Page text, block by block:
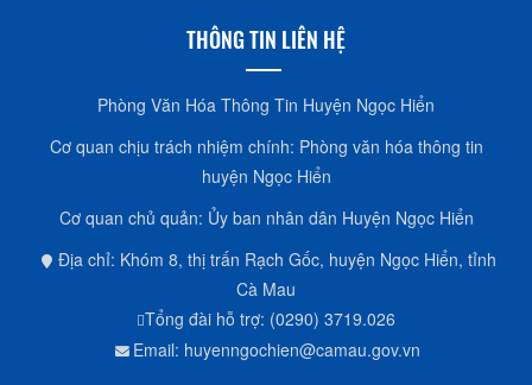
THÔNG TIN LIÊN HỆ
Phòng Văn Hóa Thông Tin Huyện Ngọc Hiển
Cơ quan chịu trách nhiệm chính: Phòng văn hóa thông tin
huyện Ngọc Hiển
Cơ quan chủ quản: Ủy ban nhân dân Huyện Ngọc Hiển
Địa chỉ: Khóm 8, thị trấn Rạch Gốc, huyện Ngọc Hiển, tỉnh
Cà Mau
Tổng đài hỗ trợ: (0290) 3719.026
Email: huyenngochien@camau.gov.vn